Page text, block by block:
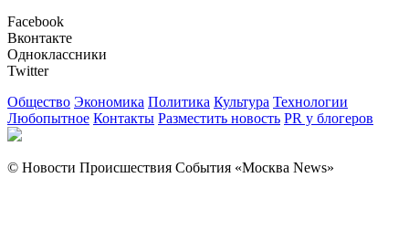
Facebook
Вконтакте
Одноклассники
Twitter
Общество Экономика Политика Культура Технологии
Любопытное Контакты Разместить новость PR у блогеров
© Новости Происшествия События «Москва News»